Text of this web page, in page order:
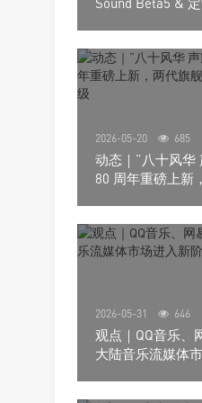
2026-05-20 685
动态｜”八十风华
80 周年重磅上新
2026-05-31 646
观点｜QQ音乐、
大陆音乐流媒体